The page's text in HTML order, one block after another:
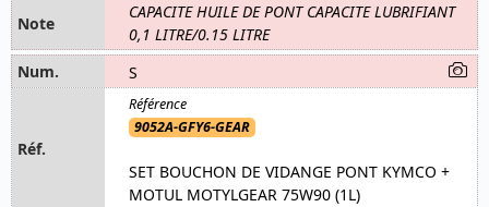
CAPACITE HUILE DE PONT CAPACITE LUBRIFIANT
0,1 LITRE/0.15 LITRE
S
9052A-GFY6-GEAR
SET BOUCHON DE VIDANGE PONT KYMCO +
MOTUL MOTYLGEAR 75W90 (1L)